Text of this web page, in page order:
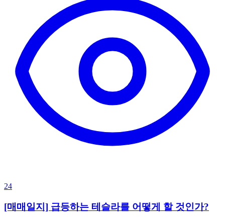
24
[매매일지] 급등하는 테슬라를 어떻게 할 것인가?